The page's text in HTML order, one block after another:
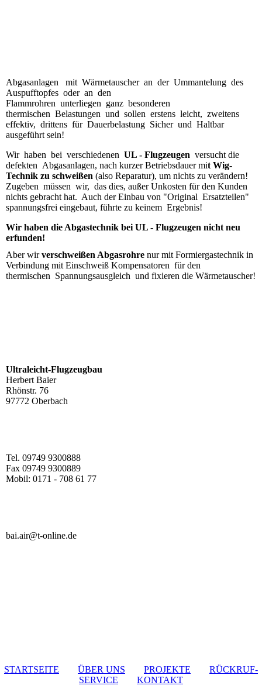
Abgasanlagen mit Wärmetauscher an der Ummantelung des
Auspufftopfes oder an den
Flammrohren unterliegen ganz besonderen
thermischen Belastungen und sollen erstens leicht, zweitens
effektiv, drittens für Dauerbelastung Sicher und Haltbar
ausgeführt sein!
Wir haben bei verschiedenen UL - Flugzeugen versucht die
defekten Abgasanlagen, nach kurzer Betriebsdauer mit Wig-
Technik zu schweißen (also Reparatur), um nichts zu verändern!
Zugeben müssen wir, das dies, außer Unkosten für den Kunden
nichts gebracht hat. Auch der Einbau von "Original Ersatzteilen"
spannungsfrei eingebaut, führte zu keinem Ergebnis!
Wir haben die Abgastechnik bei UL - Flugzeugen nicht neu
erfunden!
Aber wirverschweißen Abgasrohre nur mit Formiergastechnik in
Verbindung mit Einschweiß Kompensatoren für den
thermischen Spannungsausgleich und fixieren die Wärmetauscher!
Ultraleicht-Flugzeugbau
Herbert Baier
Rhönstr. 76
97772 Oberbach
Tel. 09749 9300888
Fax 09749 9300889
Mobil: 0171 - 708 61 77
bai.air@t-online.de
STARTSEITE ÜBER UNS PROJEKTE
RÜCKRUF-
SERVICE
KONTAKT